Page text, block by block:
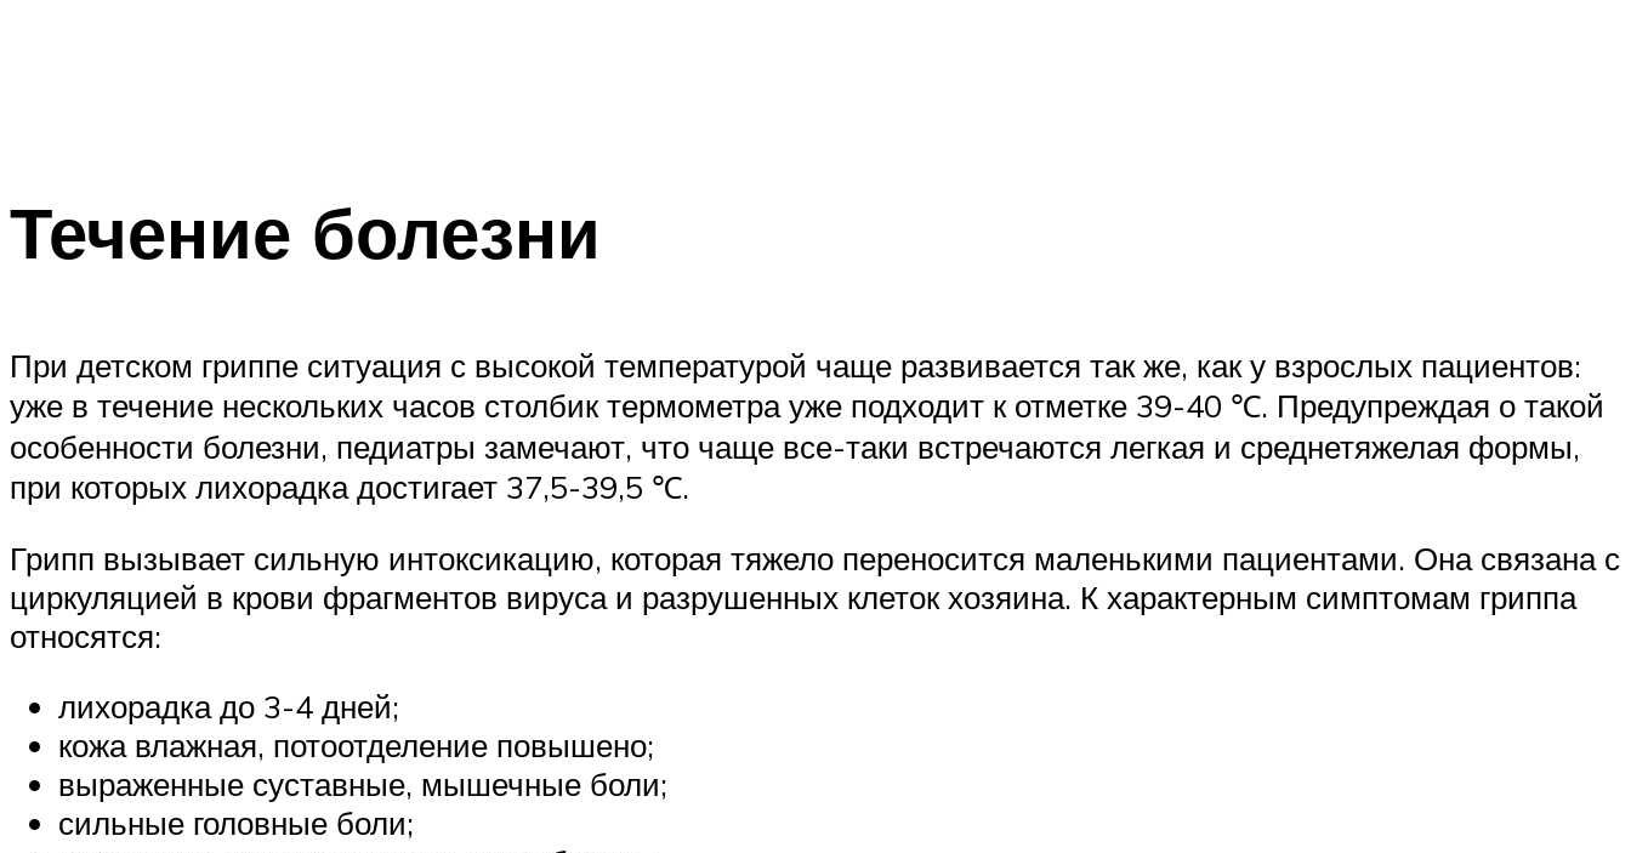
Течение болезни
При детском гриппе ситуация с высокой температурой чаще развивается так же, как у взрослых пациентов:
уже в течение нескольких часов столбик термометра уже подходит к отметке 39-40 ℃. Предупреждая о такой
особенности болезни, педиатры замечают, что чаще все-таки встречаются легкая и среднетяжелая формы,
при которых лихорадка достигает 37,5-39,5 ℃.
Грипп вызывает сильную интоксикацию, которая тяжело переносится маленькими пациентами. Она связана с
циркуляцией в крови фрагментов вируса и разрушенных клеток хозяина. К характерным симптомам гриппа
относятся:
лихорадка до 3-4 дней;
кожа влажная, потоотделение повышено;
выраженные суставные, мышечные боли;
сильные головные боли;